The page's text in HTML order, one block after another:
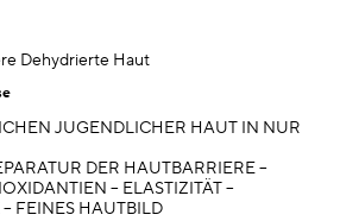
Dehydrierte Haut
JUGENDLICHER HAUT IN NUR
DER HAUTBARRIERE –
– ELASTIZITÄT –
FEINES HAUTBILD